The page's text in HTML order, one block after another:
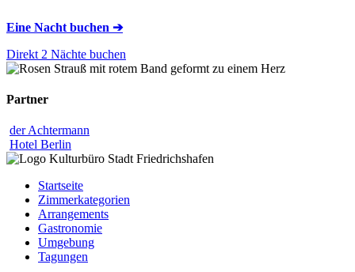
Eine Nacht buchen ➔
Direkt 2 Nächte buchen
Partner
der Achtermann
Hotel Berlin
Startseite
Zimmerkategorien
Arrangements
Gastronomie
Umgebung
Tagungen